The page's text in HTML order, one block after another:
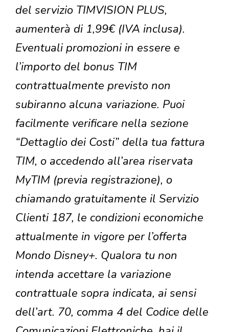
del servizio TIMVISION PLUS,
aumenterà di 1,99€ (IVA inclusa).
Eventuali promozioni in essere e
l’importo del bonus TIM
contrattualmente previsto non
subiranno alcuna variazione. Puoi
facilmente verificare nella sezione
“Dettaglio dei Costi” della tua fattura
TIM, o accedendo all’area riservata
MyTIM (previa registrazione), o
chiamando gratuitamente il Servizio
Clienti 187, le condizioni economiche
attualmente in vigore per l’offerta
Mondo Disney+. Qualora tu non
intenda accettare la variazione
contrattuale sopra indicata, ai sensi
dell’art. 70, comma 4 del Codice delle